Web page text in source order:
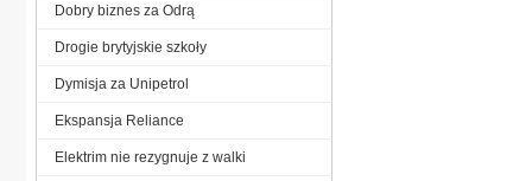
Dobry biznes za Odrą
Drogie brytyjskie szkoły
Dymisja za Unipetrol
Ekspansja Reliance
Elektrim nie rezygnuje z walki